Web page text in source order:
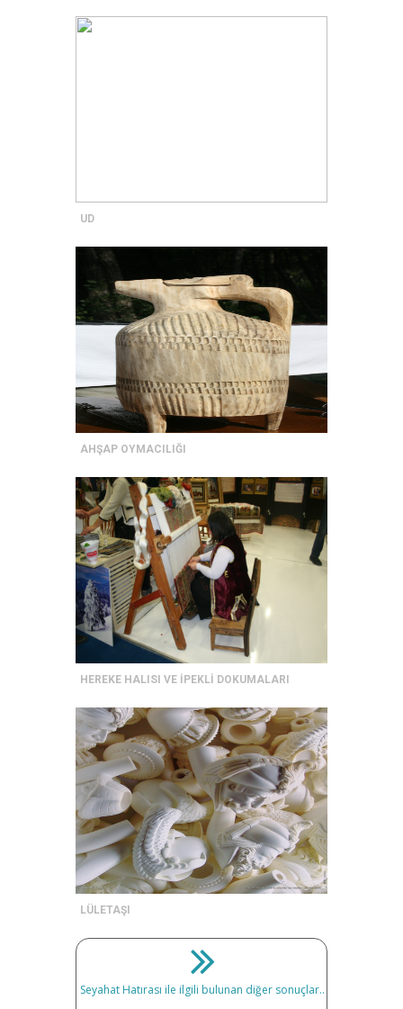
UD
AHŞAP OYMACILIĞI
HEREKE HALISI VE İPEKLİ DOKUMALARI
LÜLETAŞI
Seyahat Hatırası ile ilgili bulunan diğer sonuçlar..